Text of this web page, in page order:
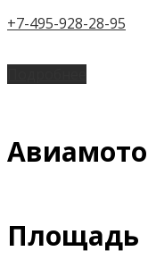
+7-495-928-28-95
Площадь